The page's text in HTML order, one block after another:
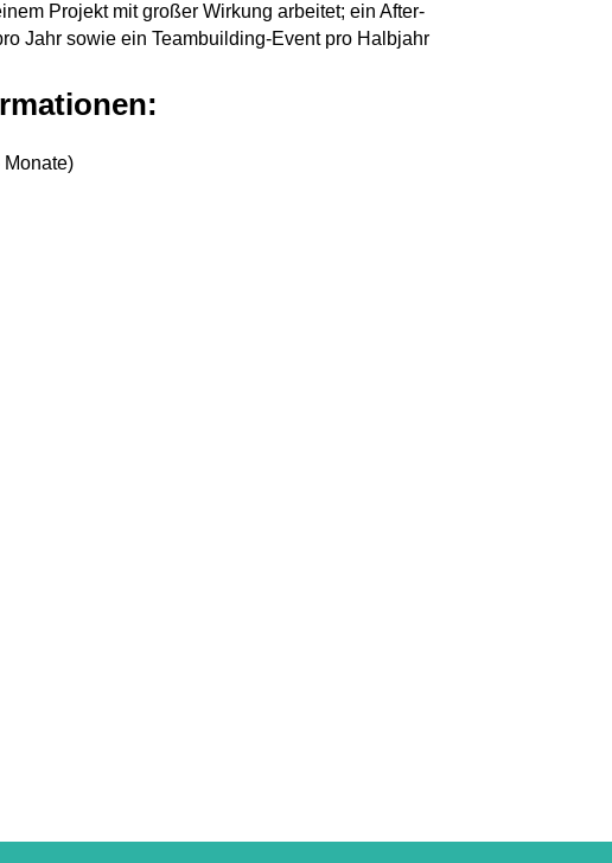
Projekt mit großer Wirkung arbeitet; ein After-
Jahr sowie ein Teambuilding-Event pro Halbjahr
Monate)